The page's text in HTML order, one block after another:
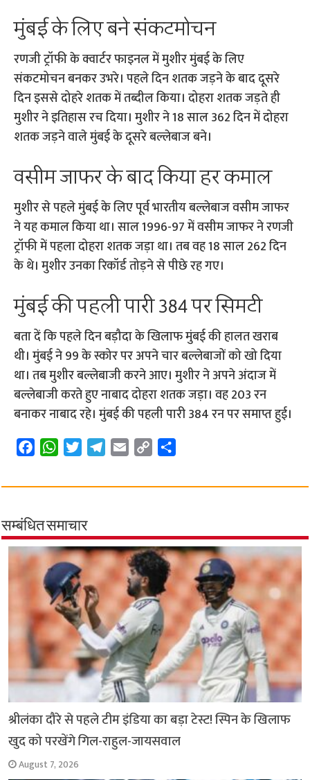
मुंबई के लिए बने संकटमोचन
रणजी ट्रॉफी के क्वार्टर फाइनल में मुशीर मुंबई के लिए
संकटमोचन बनकर उभरे। पहले दिन शतक जड़ने के बाद दूसरे
दिन इससे दोहरे शतक में तब्दील किया। दोहरा शतक जड़ते ही
मुशीर ने इतिहास रच दिया। मुशीर ने 18 साल 362 दिन में दोहरा
शतक जड़ने वाले मुंबई के दूसरे बल्लेबाज बने।
वसीम जाफर के बाद किया हर कमाल
मुशीर से पहले मुंबई के लिए पूर्व भारतीय बल्लेबाज वसीम जाफर
ने यह कमाल किया था। साल 1996-97 में वसीम जाफर ने रणजी
ट्रॉफी में पहला दोहरा शतक जड़ा था। तब वह 18 साल 262 दिन
के थे। मुशीर उनका रिकॉर्ड तोड़ने से पीछे रह गए।
मुंबई की पहली पारी 384 पर सिमटी
बता दें कि पहले दिन बड़ौदा के खिलाफ मुंबई की हालत खराब
थी। मुंबई ने 99 के स्कोर पर अपने चार बल्लेबाजों को खो दिया
था। तब मुशीर बल्लेबाजी करने आए। मुशीर ने अपने अंदाज में
बल्लेबाजी करते हुए नाबाद दोहरा शतक जड़ा। वह 203 रन
बनाकर नाबाद रहे। मुंबई की पहली पारी 384 रन पर समाप्त हुई।
F
c
b
o
o
W
a
s
A
p
p
T
i
t
e
r
T
l
r
a
m
E
a
C
p
i
n
k
a
सम्बंधित समाचार
श्रीलंका दौरे से पहले टीम इंडिया का बड़ा टेस्ट! स्पिन के खिलाफ
खुद को परखेंगे गिल-राहुल-जायसवाल
August 7, 2026